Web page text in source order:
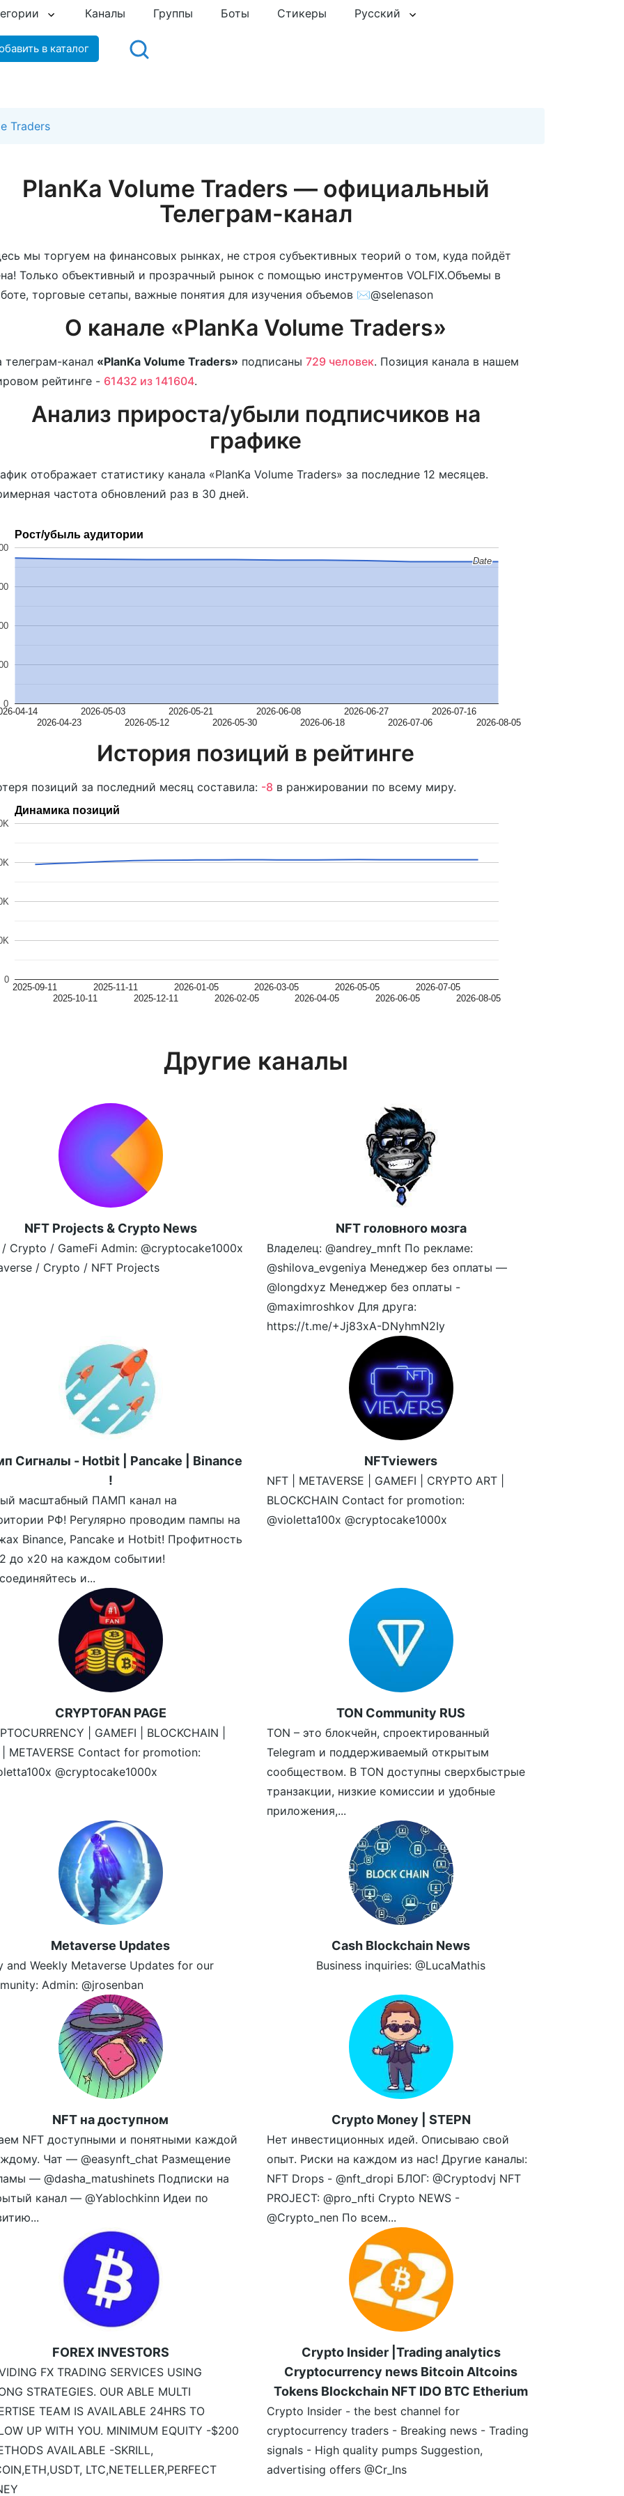
Каналы Группы Боты Стикеры Русский
в каталог
Traders
PlanKa Volume Traders — официальный
Телеграм-канал
мы торгуем на финансовых рынках, не строя субъективных теорий о том, куда пойдёт
Только объективный и прозрачный рынок с помощью инструментов VOLFIX.Объемы в
торговые сетапы, важные понятия для изучения объемов ✉️@selenason
О канале «PlanKa Volume Traders»
телеграм-канал «PlanKa Volume Traders» подписаны 729 человек. Позиция канала в нашем
рейтинге - 61432 из 141604.
Анализ прироста/убыли подписчиков на
графике
отображает статистику канала «PlanKa Volume Traders» за последние 12 месяцев.
частота обновлений раз в 30 дней.
Рост/убыль аудитории
04-14
2026-04-23
2026-05-03
2026-05-12
2026-05-21
2026-05-30
2026-06-08
2026-06-18
2026-06-27
2026-07-06
2026-07-16
2026-08-05
0
Date
Date
История позиций в рейтинге
позиций за последний месяц составила: -8 в ранжировании по всему миру.
Динамика позиций
2025-09-11
2025-10-11
2025-11-11
2025-12-11
2026-01-05
2026-02-05
2026-03-05
2026-04-05
2026-05-05
2026-06-05
2026-07-05
2026-08-05
0
Другие каналы
NFT Projects & Crypto News
/ Crypto / GameFi Admin: @cryptocake1000x
/ Crypto / NFT Projects
NFT головного мозга
Владелец: @andrey_mnft По рекламе:
@shilova_evgeniya Менеджер без оплаты —
@longdxyz Менеджер без оплаты -
@maximroshkov Для друга:
https://t.me/+Jj83xA-DNyhmN2Iy
Сигналы - Hotbit | Pancake | Binance
!
масштабный ПАМП канал на
РФ! Регулярно проводим пампы на
Binance, Pancake и Hotbit! Профитность
до х20 на каждом событии!
и...
NFTviewers
NFT | METAVERSE | GAMEFI | CRYPTO ART |
BLOCKCHAIN Contact for promotion:
@violetta100x @cryptocake1000x
CRYPT0FAN PAGE
| GAMEFI | BLOCKCHAIN |
METAVERSE Contact for promotion:
@cryptocake1000x
TON Community RUS
TON – это блокчейн, спроектированный
Telegram и поддерживаемый открытым
сообществом. В TON доступны сверхбыстрые
транзакции, низкие комиссии и удобные
приложения,...
Metaverse Updates
and Weekly Metaverse Updates for our
Admin: @jrosenban
Cash Blockchain News
Business inquiries: @LucaMathis
NFT на доступном
NFT доступными и понятными каждой
Чат — @easynft_chat Размещение
— @dasha_matushinets Подписки на
канал — @Yablochkinn Идеи по
Crypto Money | STEPN
Нет инвестиционных идей. Описываю свой
опыт. Риски на каждом из нас! Другие каналы:
NFT Drops - @nft_dropi БЛОГ: @Cryptodvj NFT
PROJECT: @pro_nfti Crypto NEWS -
@Crypto_nen По всем...
FOREX INVESTORS
FX TRADING SERVICES USING
STRATEGIES. OUR ABLE MULTI
TEAM IS AVAILABLE 24HRS TO
UP WITH YOU. MINIMUM EQUITY -$200
AVAILABLE -SKRILL,
LTC,NETELLER,PERFECT
Crypto Insider |Trading analytics
Cryptocurrency news Bitcoin Altcoins
Tokens Blockchain NFT IDO BTC Etherium
Crypto Insider - the best channel for
cryptocurrency traders - Breaking news - Trading
signals - High quality pumps Suggestion,
advertising offers @Cr_Ins